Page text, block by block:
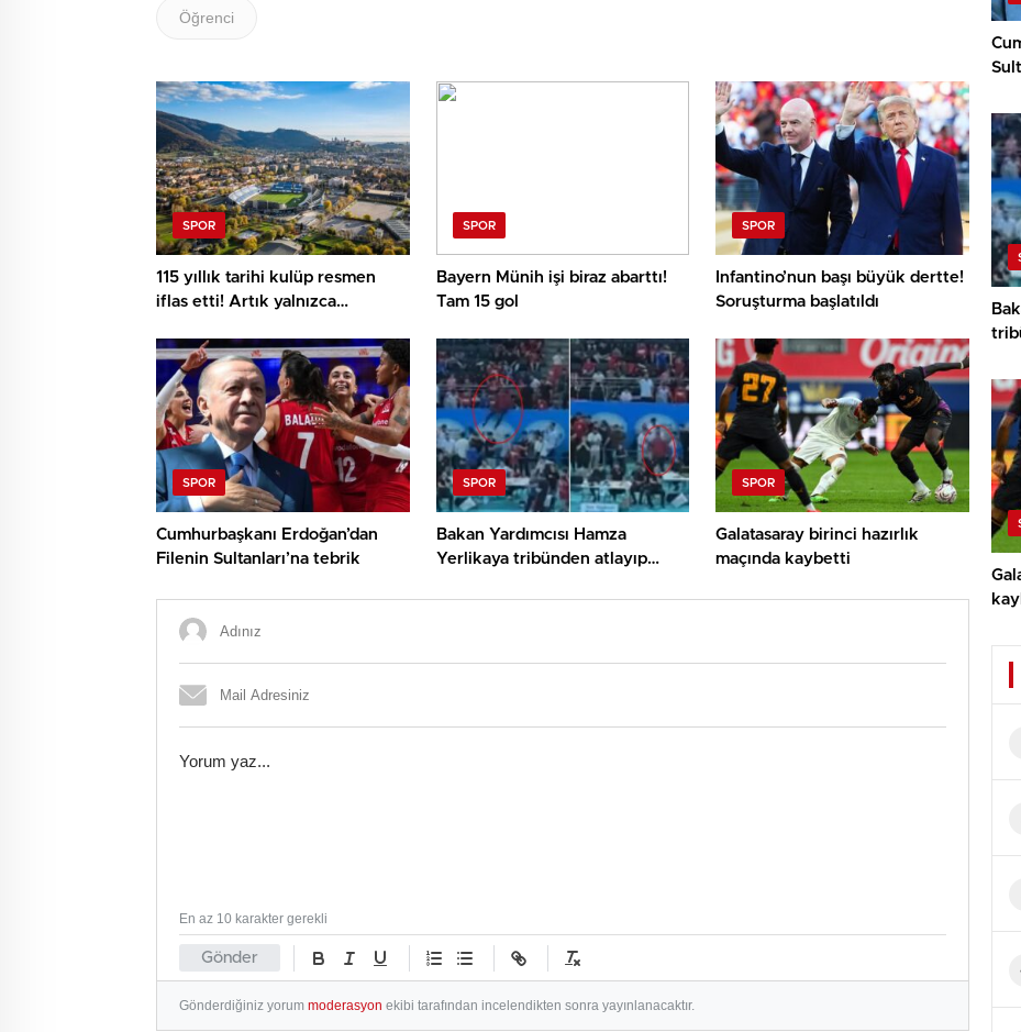
Öğrenci
SPOR
115 yıllık tarihi kulüp resmen
iflas etti! Artık yalnızca
SPOR
Bayern Münih işi biraz abarttı!
Tam 15 gol
SPOR
Infantino’nun başı büyük dertte!
Soruşturma başlatıldı
SPOR
Cumhurbaşkanı Erdoğan’dan
Filenin Sultanları’na tebrik
SPOR
Bakan Yardımcısı Hamza
Yerlikaya tribünden atlayıp
SPOR
Galatasaray birinci hazırlık
maçında kaybetti
Gönder
En az 10 karakter gerekli
Gönderdiğiniz yorum moderasyon ekibi tarafından incelendikten sonra yayınlanacaktır.